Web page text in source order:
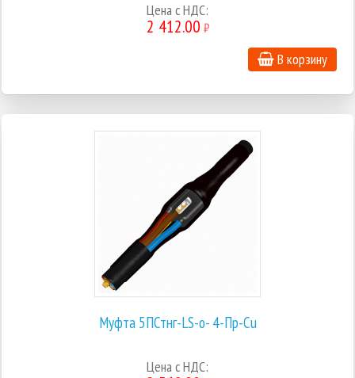
Цена с НДС:
2 412.00 ₽
В корзину
Муфта 5ПСтнг-LS-о- 4-Пр-Cu
Цена с НДС: